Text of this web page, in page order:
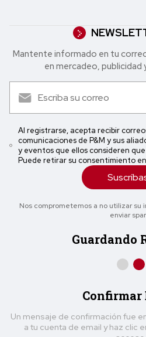
Mantente informado en tu
en mercadeo, publicidad
Al registrarse, acepta recibir
comunicaciones de P&M y sus
y eventos que ellos consideren
Puede retirar su consentimiento
Nos comprometemos a no utilizar
enviar
Guardando
Confirmar
Un mensaje de confirmación fue
a tu cuenta de email y haz clic